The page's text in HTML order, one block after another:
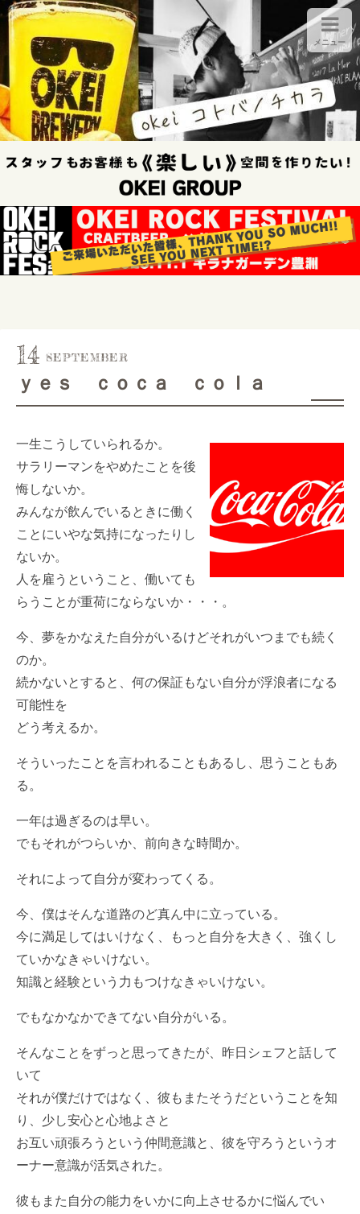
メニュー
14
ｙｅｓ ｃｏｃａ ｃｏｌａ
一生こうしていられるか。
サラリーマンをやめたことを後
悔しないか。
みんなが飲んでいるときに働く
ことにいやな気持になったりし
ないか。
人を雇うということ、働いても
らうことが重荷にならないか・・・。
今、夢をかなえた自分がいるけどそれがいつまでも続く
のか。
続かないとすると、何の保証もない自分が浮浪者になる
可能性を
どう考えるか。
そういったことを言われることもあるし、思うこともあ
る。
一年は過ぎるのは早い。
でもそれがつらいか、前向きな時間か。
それによって自分が変わってくる。
今、僕はそんな道路のど真ん中に立っている。
今に満足してはいけなく、もっと自分を大きく、強くし
ていかなきゃいけない。
知識と経験という力もつけなきゃいけない。
でもなかなかできてない自分がいる。
そんなことをずっと思ってきたが、昨日シェフと話して
いて
それが僕だけではなく、彼もまたそうだということを知
り、少し安心と心地よさと
お互い頑張ろうという仲間意識と、彼を守ろうというオ
ーナー意識が活気された。
彼もまた自分の能力をいかに向上させるかに悩んでい